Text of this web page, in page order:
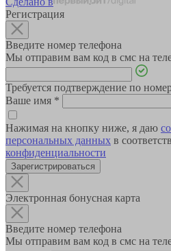
Регистрация
Введите номер телефона
Мы отправим вам код в смс на
Требуется подтверждение по
Ваше имя *
Нажимая на кнопку ниже, я даю
персональных данных в
конфиденциальности
Зарегистрироваться
Электронная бонусная карта
Введите номер телефона
Мы отправим вам код в смс на